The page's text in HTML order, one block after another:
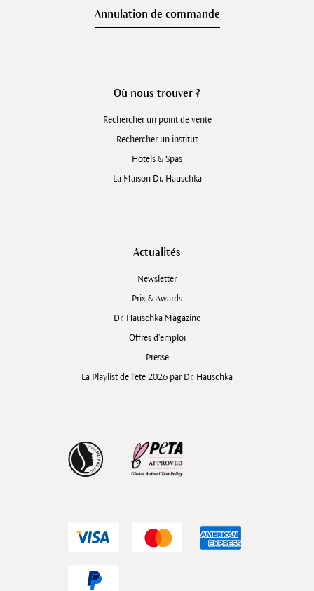
Annulation de commande
Où nous trouver ?
Rechercher un point de vente
Rechercher un institut
Hôtels & Spas
La Maison Dr. Hauschka
Actualités
Newsletter
Prix & Awards
Dr. Hauschka Magazine
Offres d’emploi
Presse
La Playlist de l'été 2026 par Dr. Hauschka